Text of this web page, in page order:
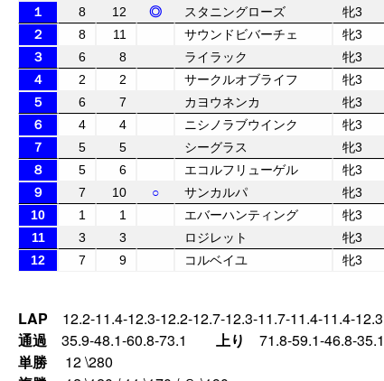
１
8 12 ◎ スタニングローズ 牝3
２
8 11 サウンドビバーチェ 牝3
３
6 8 ライラック 牝3
４
2 2 サークルオブライフ 牝3
５
6 7 カヨウネンカ 牝3
６
4 4 ニシノラブウインク 牝3
７
5 5 シーグラス 牝3
８
5 6 エコルフリューゲル 牝3
９
7 10 ○ サンカルパ 牝3
10
1 1 エバーハンティング 牝3
11
3 3 ロジレット 牝3
12
7 9 コルベイユ 牝3
LAP 12.2-11.4-12.3-12.2-12.7-12.3-11.7-11.4-11.4-12.3
通過 35.9-48.1-60.8-73.1 上り 71.8-59.1-46.8-35.1
単勝
12 \280